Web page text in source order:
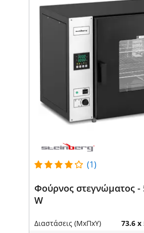
(1)
Φούρνος στεγνώματος -
W
Διαστάσεις (ΜxΠxΥ) 73.6 x